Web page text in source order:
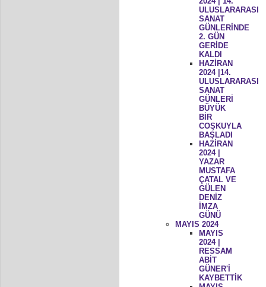
ULUSLARARASI
SANAT
GÜNLERİNDE
2. GÜN
GERİDE
KALDI
HAZİRAN
2024 |14.
ULUSLARARASI
SANAT
GÜNLERİ
BÜYÜK
BİR
COŞKUYLA
BAŞLADI
HAZİRAN
2024 |
YAZAR
MUSTAFA
ÇATAL VE
GÜLEN
DENİZ
İMZA
GÜNÜ
MAYIS 2024
MAYIS
2024 |
RESSAM
ABİT
GÜNER'İ
KAYBETTİK